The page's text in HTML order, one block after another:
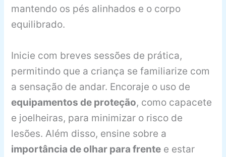
mantendo os pés alinhados e o corpo
equilibrado.
Inicie com breves sessões de prática,
permitindo que a criança se familiarize com
a sensação de andar. Encoraje o uso de
equipamentos de proteção, como capacete
e joelheiras, para minimizar o risco de
lesões. Além disso, ensine sobre a
importância de olhar para frente e estar